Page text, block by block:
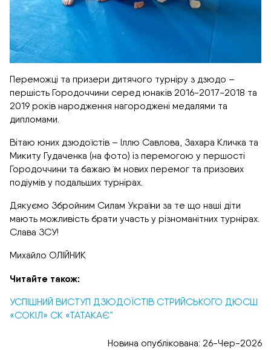
Переможці та призери дитячого турніру з дзюдо –
першість Городоччини серед юнаків 2016-2017-2018 та
2019 років народження нагороджені медалями та
дипломами.
Вітаю юних дзюдоїстів – Іллю Савлова, Захара Кличка та
Микиту Гудаченка (на фото) із перемогою у першості
Городоччини та бажаю їм нових перемог та призових
подіумів у подальших турнірах.
Дякуємо Збройним Силам України за те що наші діти
мають можливість брати участь у різноманітних турнірах.
Слава ЗСУ!
Михайло ОЛІЙНИК
Читайте також:
УСПІШНИЙ ВИСТУП ДЗЮДОЇСТІВ СТРИЙСЬКОГО ДЮСШ
«СОКІЛ» СК «ТАТАКАЄ”
Новина опублікована: 26-Чер-2026